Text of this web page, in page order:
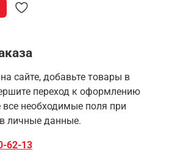
сайте, добавьте товары в
переход к оформлению
все необходимые поля при
личные данные.
62-13